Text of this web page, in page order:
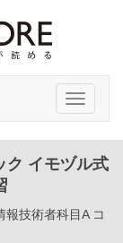
Toggle
ク イモヅル式
報技術者科目A コ